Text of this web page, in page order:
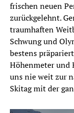
frischen neuen
zurückgelehnt.
traumhaften
Schwung und
bestens
Höhenmeter und
uns nie weit zur
Skitag mit der